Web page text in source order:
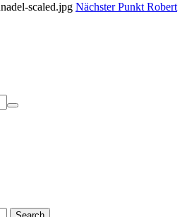
Nächster Punkt Robert